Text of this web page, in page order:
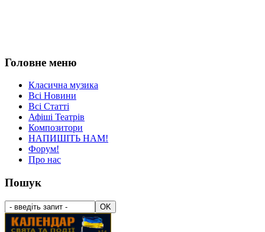
Головне меню
Класична музика
Всі Новини
Всі Статті
Афіші Театрів
Композитори
НАПИШІТЬ НАМ!
Форум!
Про нас
Пошук